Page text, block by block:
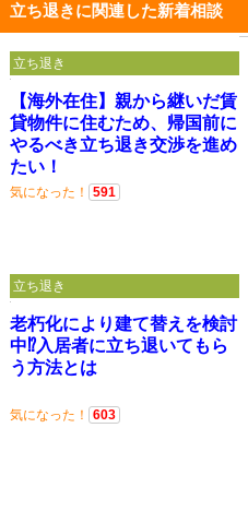
立ち退きに関連した新着相談
【海外在住】親から継いだ賃
貸物件に住むため、帰国前に
やるべき立ち退き交渉を進め
たい！
気になった！ 591
立ち退き
老朽化により建て替えを検討
中⁉入居者に立ち退いてもら
う方法とは
気になった！ 603
立ち退き